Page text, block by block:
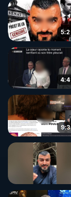
http://rgnr.li/
🌱 LA
Pour ne pas
http://rgnr.li/
🌱 VIDÉOS
Toutes les
http://rgnr.li/
🌱 LES
http://rgnr.li/